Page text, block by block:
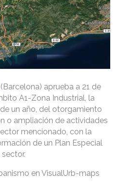
(Barcelona) aprueba a 21 de
A1-Zona Industrial, la
un año, del otorgamiento
o ampliación de actividades
mencionado, con la
de un Plan Especial
en VisualUrb-maps